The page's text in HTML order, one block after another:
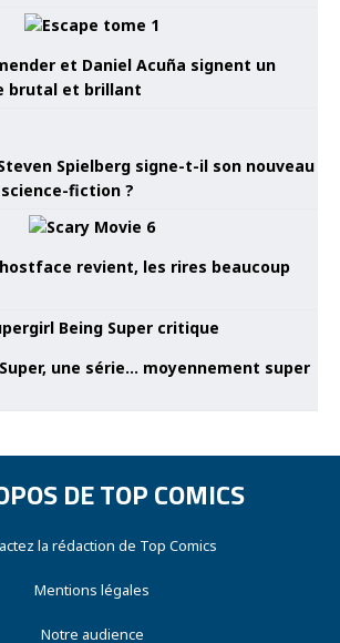
et Daniel Acuña signent un
brutal et brillant
Spielberg signe-t-il son nouveau
fiction ?
revient, les rires beaucoup
une série… moyennement super
DE TOP COMICS
la rédaction de Top Comics
Mentions légales
Notre audience